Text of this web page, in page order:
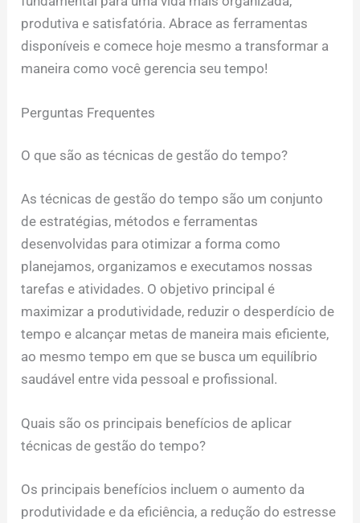
produtiva e satisfatória. Abrace as ferramentas
disponíveis e comece hoje mesmo a transformar a
maneira como você gerencia seu tempo!
Perguntas Frequentes
O que são as técnicas de gestão do tempo?
As técnicas de gestão do tempo são um conjunto
de estratégias, métodos e ferramentas
desenvolvidas para otimizar a forma como
planejamos, organizamos e executamos nossas
tarefas e atividades. O objetivo principal é
maximizar a produtividade, reduzir o desperdício de
tempo e alcançar metas de maneira mais eficiente,
ao mesmo tempo em que se busca um equilíbrio
saudável entre vida pessoal e profissional.
Quais são os principais benefícios de aplicar
técnicas de gestão do tempo?
Os principais benefícios incluem o aumento da
produtividade e da eficiência, a redução do estresse